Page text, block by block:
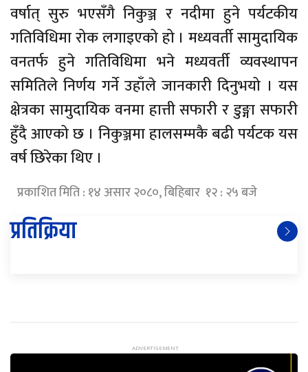
वर्षात् सुरु भएसँगै निकुञ्ज र नदीमा हुने पर्यटकीय
गतिविधिमा रोक लगाइएको हो । मध्यवर्ती सामुदायिक
वनतर्फ हुने गतिविधिमा भने मध्यवर्ती व्यवस्थापन
समितिले निर्णय गर्ने उहाँले जानकारी दिनुभयो । यस
क्षेत्रका सामुदायिक वनमा हात्ती सफारी र डुङ्गा सफारी
हुँदै आएको छ । निकुञ्जमा हालसम्मकै बढी पर्यटक यस
वर्ष छिरेका थिए ।
प्रकाशित मिति : १४ असार २०८०, बिहिबार १२ : २५ बजे
प्रतिक्रिया